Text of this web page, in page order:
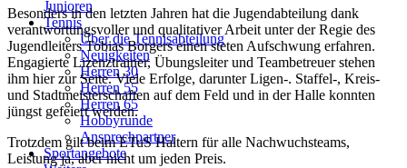
Junioren
Tennis
Über die Tennisabteilung
Neuigkeiten
Herren 30
Herren 55
Herren 65
Hobbyrunde
Ansprechpartner
Sportangebote
Besonders in den letzten Jahren hat die Jugendabteilung dank
verantwortungsvoller und qualitativer Arbeit unter der Regie des
Jugendleiters Tobias Borgers einen steten Aufschwung erfahren.
Engagierte Lizenztrainer, Übungsleiter und Teambetreuer stehen
ihm hier zur Seite. Viele Erfolge, darunter Ligen-. Staffel-, Kreis-
und Stadtmeisterschaften auf dem Feld und in der Halle konnten
jüngst gefeiert werden.
Trotzdem gilt beim ETuS Haltern für alle Nachwuchsteams,
Leistung ja, aber nicht um jeden Preis.